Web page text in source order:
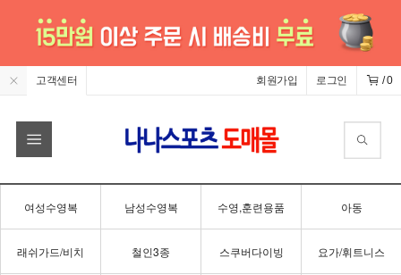
고객센터 /0
로그인
회원가입
여성수영복 남성수영복 수영,훈련용품 아동
래쉬가드/비치 철인3종 스쿠버다이빙 요가/휘트니스